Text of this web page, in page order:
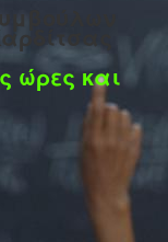
ώρες και